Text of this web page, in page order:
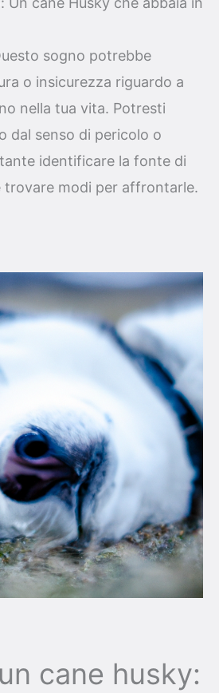
sogno potrebbe
o insicurezza riguardo a
nella tua vita. Potresti
dal senso di pericolo o
identificare la fonte di
trovare modi per affrontarle.
cane husky: